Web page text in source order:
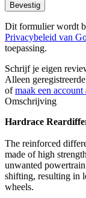
Bevestig
Dit formulier wordt
Privacybeleid van
toepassing.
Schrijf je eigen
Alleen
ofmaak een account
Omschrijving
Hardrace
The reinforced
made of high
unwanted
shifting, resulting in
wheels.